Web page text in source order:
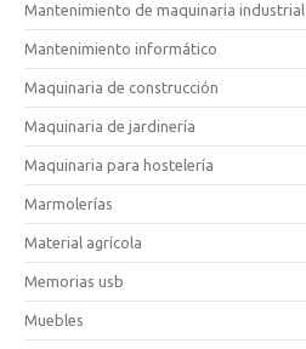
Mantenimiento de maquinaria industrial
Mantenimiento informático
Maquinaria de construcción
Maquinaria de jardinería
Maquinaria para hostelería
Marmolerías
Material agrícola
Memorias usb
Muebles